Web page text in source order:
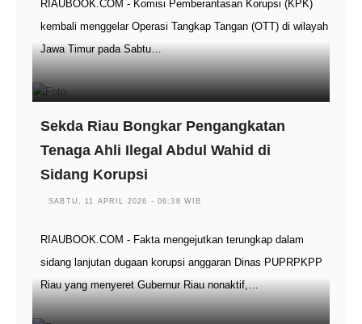
RIAUBOOK.COM - Komisi Pemberantasan Korupsi (KPK)
kembali menggelar Operasi Tangkap Tangan (OTT) di wilayah
Jawa Timur pada Sabtu…
Sekda Riau Bongkar Pengangkatan
Tenaga Ahli Ilegal Abdul Wahid di
Sidang Korupsi
SABTU, 11 APRIL 2026 - 06:38 WIB
RIAUBOOK.COM - Fakta mengejutkan terungkap dalam
sidang lanjutan dugaan korupsi anggaran Dinas PUPRPKPP
Riau yang menyeret Gubernur Riau nonaktif,…